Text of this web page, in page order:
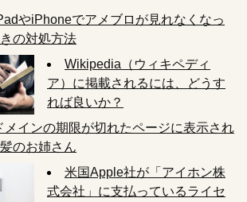
やiPhoneでアメブロが見れなくなっ
の対処方法
Wikipedia（ウィキペディ
ア）に掲載されるには、どうす
れば良いか？
メインの期限が切れたページに表示され
のお姉さん
米国Apple社が「アイホン株
式会社」に支払っているライセ